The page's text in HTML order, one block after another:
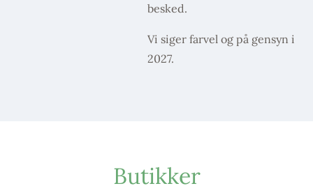
besked.
Vi siger farvel og på gensyn i
2027.
Butikker